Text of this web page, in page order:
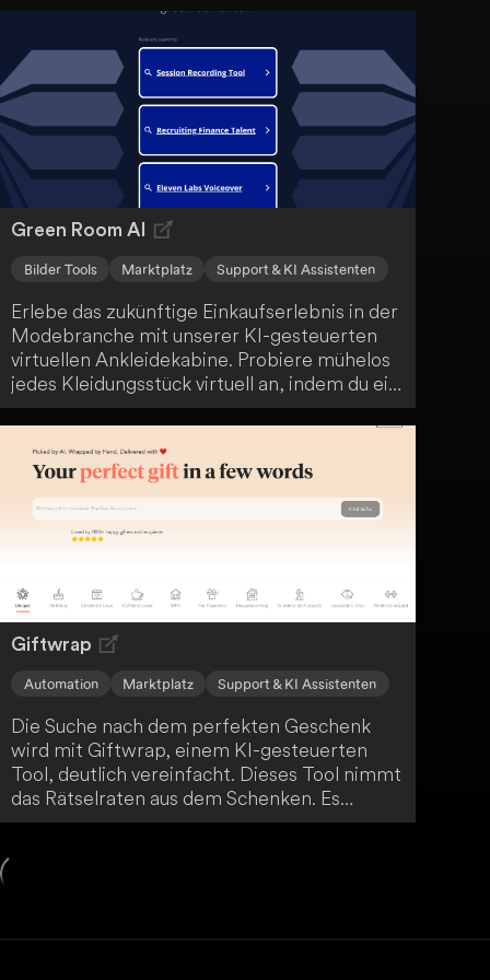
treffen. Mit Funktionen wie Preisvergleich,
Entdeckung ähnlicher Artikel und
automatisierter Vor- und Nachteile-Analyse
optimiert Penny AI dein Online-
Einkaufserlebnis und unterstützt dich dabei,
die besten Angebote zu finden und
Überzahlungen zu vermeiden.
Green Room AI
Bilder Tools Marktplatz Support & KI Assistenten
Erlebe das zukünftige Einkaufserlebnis in der
Modebranche mit unserer KI-gesteuerten
virtuellen Ankleidekabine. Probiere mühelos
jedes Kleidungsstück virtuell an, indem du ein
Foto vor einem einfarbigen Hintergrund
hochlädst. Unsere fortschrittliche KI
garantiert eine präzise Visualisierung und
beseitigt Unsicherheiten bezüglich Größe
und Stil.
Giftwrap
Automation Marktplatz Support & KI Assistenten
Die Suche nach dem perfekten Geschenk
wird mit Giftwrap, einem KI-gesteuerten
Tool, deutlich vereinfacht. Dieses Tool nimmt
das Rätselraten aus dem Schenken. Es
funktioniert folgendermaßen: